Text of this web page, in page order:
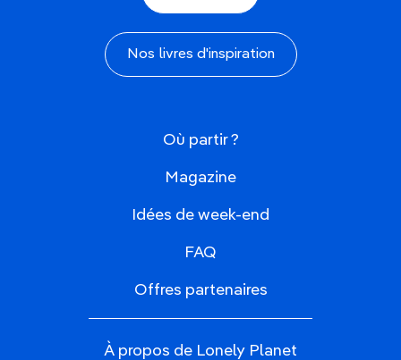
Nos livres d'inspiration
Où partir ?
Magazine
Idées de week-end
FAQ
Offres partenaires
À propos de Lonely Planet